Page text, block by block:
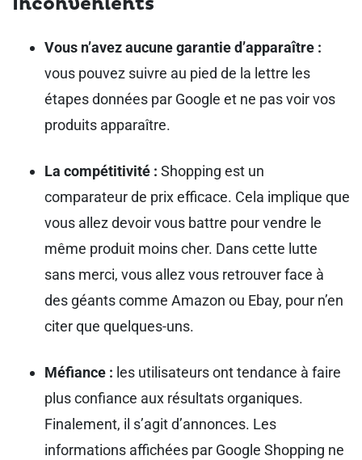
Vous n’avez aucune garantie d’apparaître :
vous pouvez suivre au pied de la lettre les
étapes données par Google et ne pas voir vos
produits apparaître.
La compétitivité : Shopping est un
comparateur de prix efficace. Cela implique que
vous allez devoir vous battre pour vendre le
même produit moins cher. Dans cette lutte
sans merci, vous allez vous retrouver face à
des géants comme Amazon ou Ebay, pour n’en
citer que quelques-uns.
Méfiance : les utilisateurs ont tendance à faire
plus confiance aux résultats organiques.
Finalement, il s’agit d’annonces. Les
informations affichées par Google Shopping ne